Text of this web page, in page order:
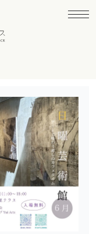
里テラス | gallery SHURI